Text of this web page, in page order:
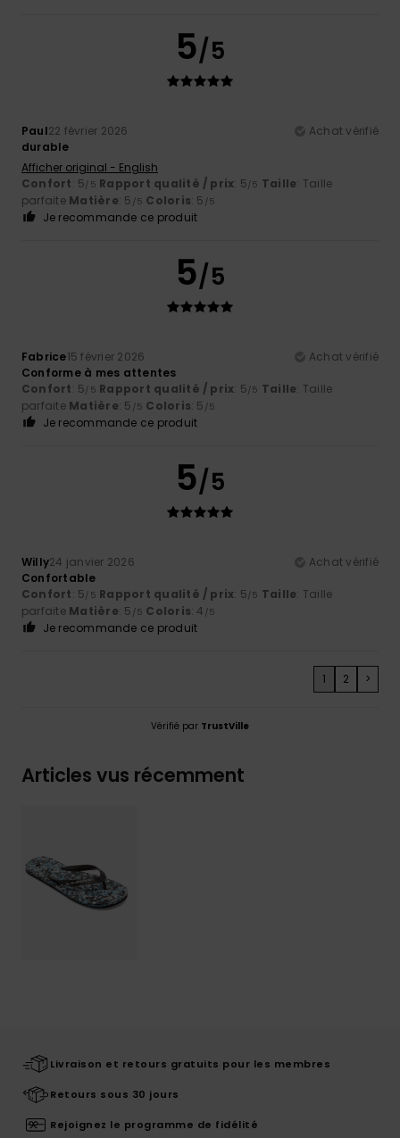
5/5
Paul22 février 2026
Achat vérifié
durable
Afficher original - English
Confort: 5/5 Rapport qualité / prix: 5/5 Taille: Taille
parfaite Matière: 5 /5 Coloris: 5 /5
Je recommande ce produit
5/5
Fabrice15 février 2026
Achat vérifié
Conforme à mes attentes
Confort: 5/5 Rapport qualité / prix: 5/5 Taille: Taille
parfaite Matière: 5 /5 Coloris: 5 /5
Je recommande ce produit
5/5
Willy24 janvier 2026
Achat vérifié
Confortable
Confort: 5/5 Rapport qualité / prix: 5/5 Taille: Taille
parfaite Matière: 5 /5 Coloris: 4 /5
Je recommande ce produit
1 2 >
Vérifié par TrustVille
Articles vus récemment
Livraison et retours gratuits pour les membres
Retours sous 30 jours
Rejoignez le programme de fidélité